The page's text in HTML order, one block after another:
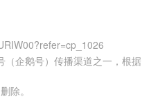
（企鹅号）传播渠道之一，根据
除。